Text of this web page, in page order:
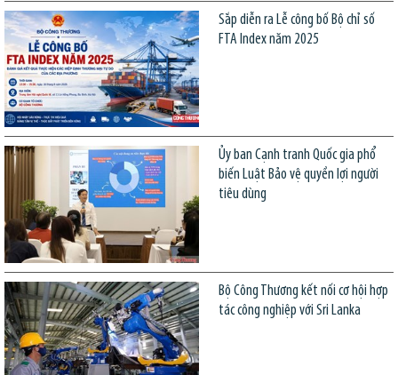
Sắp diễn ra Lễ công bố Bộ chỉ số
FTA Index năm 2025
Ủy ban Cạnh tranh Quốc gia phổ
biến Luật Bảo vệ quyền lợi người
tiêu dùng
Bộ Công Thương kết nối cơ hội hợp
tác công nghiệp với Sri Lanka